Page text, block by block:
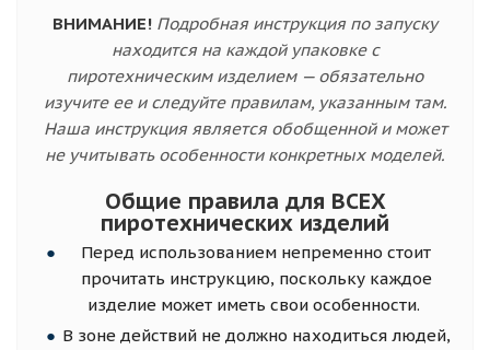
ВНИМАНИЕ! Подробная инструкция по запуску
находится на каждой упаковке с
пиротехническим изделием — обязательно
изучите ее и следуйте правилам, указанным там.
Наша инструкция является обобщенной и может
не учитывать особенности конкретных моделей.
Общие правила для ВСЕХ
пиротехнических изделий
Перед использованием непременно стоит
прочитать инструкцию, поскольку каждое
изделие может иметь свои особенности.
В зоне действий не должно находиться людей,